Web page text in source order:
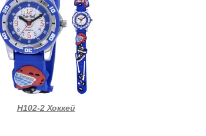
Н102-2 Хоккей